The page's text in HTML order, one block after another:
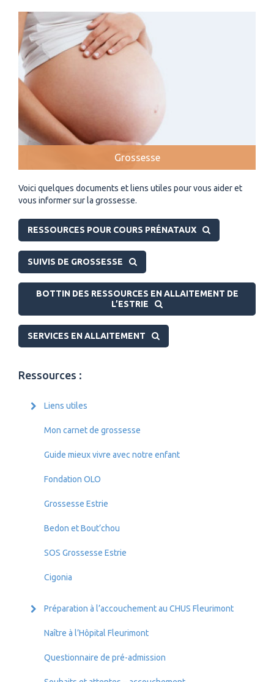
Grossesse
Voici quelques documents et liens utiles pour vous aider et
vous informer sur la grossesse.
RESSOURCES POUR COURS PRÉNATAUX
SUIVIS DE GROSSESSE
BOTTIN DES RESSOURCES EN ALLAITEMENT DE
L’ESTRIE
SERVICES EN ALLAITEMENT
Ressources :
Liens utiles
Mon carnet de grossesse
Guide mieux vivre avec notre enfant
Fondation OLO
Grossesse Estrie
Bedon et Bout’chou
SOS Grossesse Estrie
Cigonia
Préparation à l’accouchement au CHUS Fleurimont
Naître à l’Hôpital Fleurimont
Questionnaire de pré-admission